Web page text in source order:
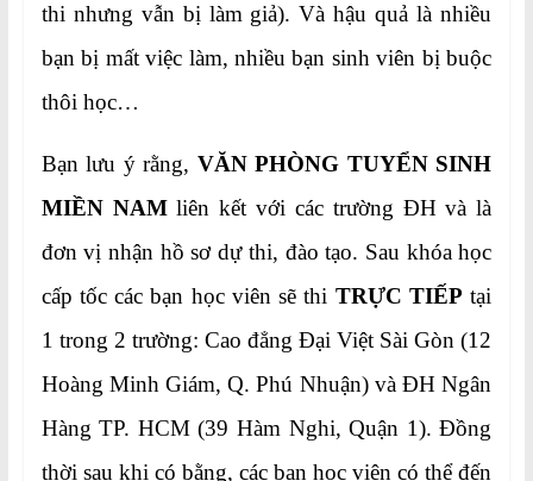
thi nhưng vẫn bị làm giả). Và hậu quả là nhiều
bạn bị mất việc làm, nhiều bạn sinh viên bị buộc
thôi học…
Bạn lưu ý rằng, VĂN PHÒNG TUYỂN SINH
MIỀN NAMliên kết với các trường ĐH và là
đơn vị nhận hồ sơ dự thi, đào tạo. Sau khóa học
cấp tốc các bạn học viên sẽ thi TRỰC TIẾP tại
1 trong 2 trường: Cao đẳng Đại Việt Sài Gòn (12
Hoàng Minh Giám, Q. Phú Nhuận) và ĐH Ngân
Hàng TP. HCM (39 Hàm Nghi, Quận 1). Đồng
thời sau khi có bằng, các bạn học viên có thể đến